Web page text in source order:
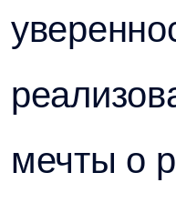
мечты о